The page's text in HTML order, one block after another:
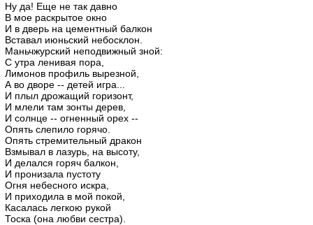
Рейтинг русских поэтов
Рейтинг стихотворений
Ну да! Еще не так давно
В мое раскрытое окно
И в дверь на цементный балкон
Вставал июньский небосклон.
Маньчжурский неподвижный зной:
С утра ленивая пора,
Лимонов профиль вырезной,
А во дворе -- детей игра...
И плыл дрожащий горизонт,
И млели там зонты дерев,
И солнце -- огненный орех --
Опять слепило горячо.
Опять стремительный дракон
Взмывал в лазурь, на высоту,
И делался горяч балкон,
И пронизала пустоту
Огня небесного искра,
И приходила в мой покой,
Касалась легкою рукой
Тоска (она любви сестра).